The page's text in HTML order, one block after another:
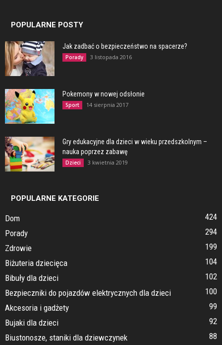
POPULARNE POSTY
Jak zadbać o bezpieczeństwo na spacerze?
Porady 3 listopada 2016
Pokemony w nowej odsłonie
Sport 14 sierpnia 2017
Gry edukacyjne dla dzieci w wieku przedszkolnym –
nauka poprzez zabawę
Dzieci 3 kwietnia 2019
POPULARNE KATEGORIE
Dom
424
Porady
294
Zdrowie
199
Biżuteria dziecięca
104
Bibuły dla dzieci
102
Bezpieczniki do pojazdów elektrycznych dla dzieci
100
Akcesoria i gadżety
99
Bujaki dla dzieci
92
Biustonosze, staniki dla dziewczynek
88